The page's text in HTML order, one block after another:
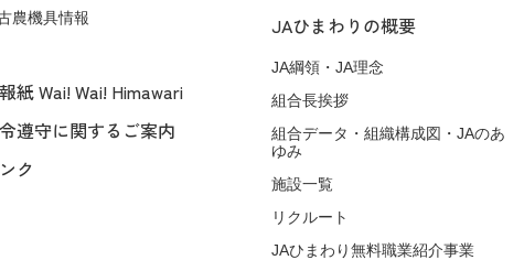
農機具情報
紙 Wai! Wai! Himawari
遵守に関するご案内
ク
JAひまわりの概要
JA綱領・JA理念
組合長挨拶
組合データ・組織構成図・JAのあ
ゆみ
施設一覧
リクルート
JAひまわり無料職業紹介事業